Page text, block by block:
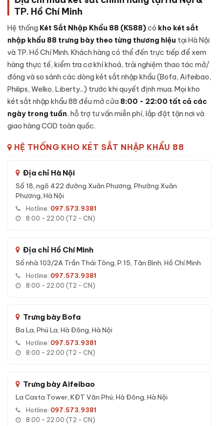
số, Chìa cơ, App Tuya
Kết nối:Wifi qua App Tuya (iOS/Android)
Chống cháy:
Có lớp cách nhiệt
Nguồn điện:04 viên pin Alkaline AA
Pin dự phòng:Chìa cơ + hộp kích pin 9V
Màu sắc:Kem
Cấu tạo nội thất: 1 chính + 1 phụ + 1 bí mật + 1 ngăn kéo
Bảo hành:36 tháng chính hãng
Tính năng Két sắt nhập khẩu Bofa BS-
Két sắt nhập khẩu Bofa BS-45BS3 BOSHANG sở hữu công
nghệ mở khóa thông minh hàng đầu:
Face ID 3D:Camera nhận diện khuôn mặt chính xác trong
0.3 giây.
Vân tay:Cảm biến siêu nhạy, lưu được 30 vân tay.
Mã số:Mật khẩu 6-8 ký tự thay đổi linh hoạt.
Chìa cơ:2 chìa cơ dự phòng cao cấp đi kèm.
App Tuya wifi:Điều khiển mở/đóng két từ xa, push thông
Báo động:Còi cảnh báo cạy phá, sai mật khẩu nhiều lần.
Ngăn bí mật:Ngăn riêng giúp cất giữ tài sản quý.
TP. Hồ Chí Minh
Hệ thống Két Sắt Nhập Khẩu 88 (KS88)có kho két sắt
nhập khẩu 88 trưng bày theo từng thương hiệu tại Hà Nội
và TP. Hồ Chí Minh. Khách hàng có thể đến trực tiếp để xem
hàng thực tế, kiểm tra cơ khí khoá, trải nghiệm thao tác mở/
đóng và so sánh các dòng két sắt nhập khẩu (Bofa, Aifeibao,
Philips, Welko, Liberty...) trước khi quyết định mua. Mọi kho
két sắt nhập khẩu 88 đều mở cửa 8:00 - 22:00 tất cả các
ngày trong tuần, hỗ trợ tư vấn miễn phí, lắp đặt tận nơi và
giao hàng COD toàn quốc.
HỆ THỐNG KHO KÉT SẮT NHẬP KHẨU 88
Địa chỉ Hà Nội
Số 18, ngõ 422 đường Xuân Phương, Phường Xuân
Phương, Hà Nội
Hotline: 097.573.9381
8:00 - 22:00 (T2 - CN)
Địa chỉ Hồ Chí Minh
Số nhà 103/2A Trần Thái Tông, P.15, Tân Bình, Hồ Chí Minh
Hotline: 097.573.9381
8:00 - 22:00 (T2 - CN)
Trưng bày Bofa
Ba La, Phú La, Hà Đông, Hà Nội
Hotline: 097.573.9381
8:00 - 22:00 (T2 - CN)
Trưng bày Aifeibao
La Casta Tower, KĐT Văn Phú, Hà Đông, Hà Nội
Hotline: 097.573.9381
8:00 - 22:00 (T2 - CN)